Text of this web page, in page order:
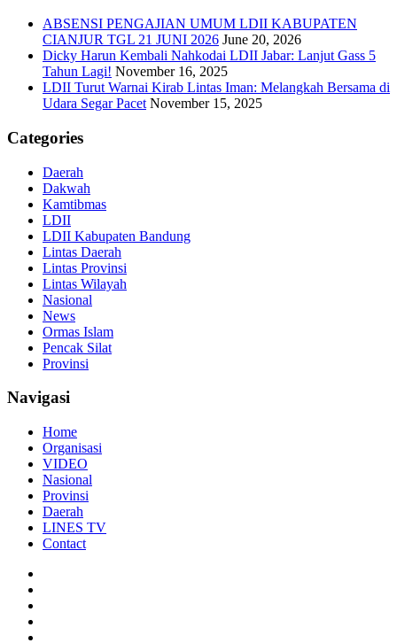
ABSENSI PENGAJIAN UMUM LDII KABUPATEN
CIANJUR TGL 21 JUNI 2026 June 20, 2026
Dicky Harun Kembali Nahkodai LDII Jabar: Lanjut Gass 5
Tahun Lagi! November 16, 2025
LDII Turut Warnai Kirab Lintas Iman: Melangkah Bersama di
Udara Segar Pacet November 15, 2025
Categories
Daerah
Dakwah
Kamtibmas
LDII
LDII Kabupaten Bandung
Lintas Daerah
Lintas Provinsi
Lintas Wilayah
Nasional
News
Ormas Islam
Pencak Silat
Provinsi
Navigasi
Home
Organisasi
VIDEO
Nasional
Provinsi
Daerah
LINES TV
Contact